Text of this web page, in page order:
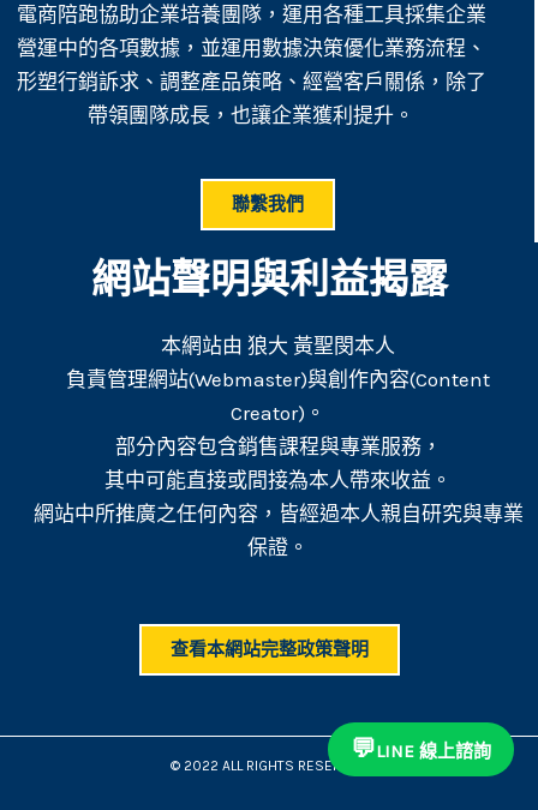
電商陪跑協助企業培養團隊，運用各種工具採集企業
營運中的各項數據，並運用數據決策優化業務流程、
形塑行銷訴求、調整產品策略、經營客戶關係，除了
帶領團隊成長，也讓企業獲利提升。
聯繫我們
網站聲明與利益揭露
本網站由 狼大 黃聖閔本人
負責管理網站(Webmaster)與創作內容(Content
Creator)。
部分內容包含銷售課程與專業服務，
其中可能直接或間接為本人帶來收益。
網站中所推廣之任何內容，皆經過本人親自研究與專業
保證。
查看本網站完整政策聲明
© 2022 ALL RIGHTS RESERVED​
💬LINE 線上諮詢